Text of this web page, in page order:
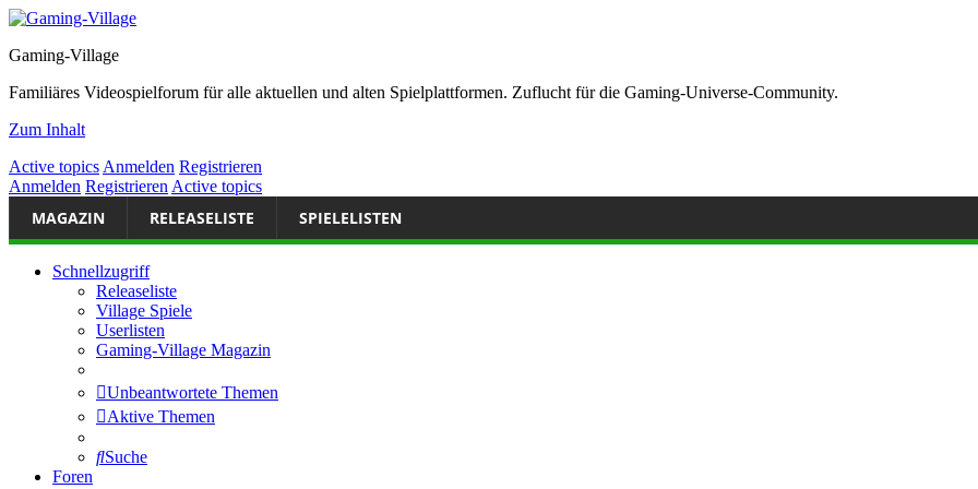
Gaming-Village
Familiäres Videospielforum für alle aktuellen und alten Spielplattformen. Zuflucht für die Gaming-Universe-Community.
Zum Inhalt
Active topics Anmelden Registrieren
Anmelden Registrieren Active topics
MAGAZIN RELEASELISTE SPIELELISTEN
Schnellzugriff
Releaseliste
Village Spiele
Userlisten
Gaming-Village Magazin
Unbeantwortete Themen
Aktive Themen
Suche
Foren